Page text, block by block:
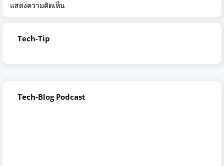
แสดงความคิดเห็น
Tech-Tip
Tech-Blog Podcast